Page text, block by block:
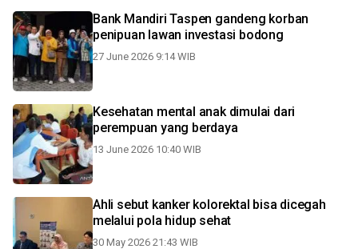
Bank Mandiri Taspen gandeng korban
penipuan lawan investasi bodong
27 June 2026 9:14 WIB
Kesehatan mental anak dimulai dari
perempuan yang berdaya
13 June 2026 10:40 WIB
Ahli sebut kanker kolorektal bisa dicegah
melalui pola hidup sehat
30 May 2026 21:43 WIB